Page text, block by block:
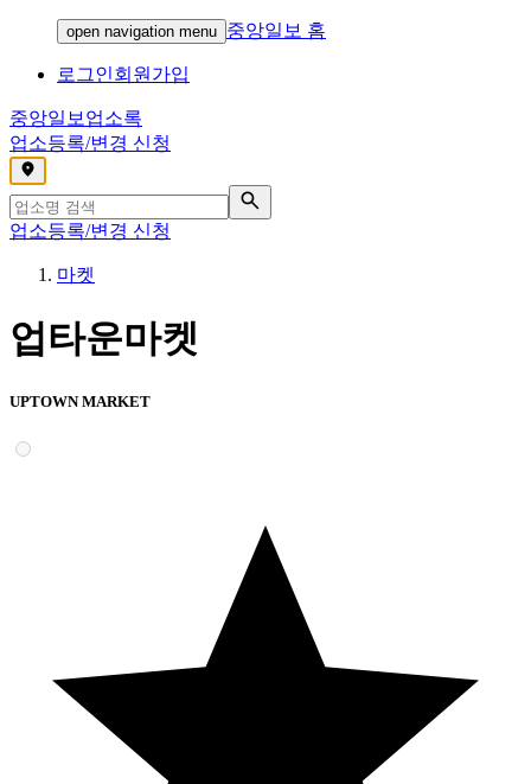
open navigation menu 중앙일보 홈
로그인회원가입
중앙일보 업소록
업소등록/변경 신청
,
업소등록/변경 신청
마켓
업타운마켓
UPTOWN MARKET